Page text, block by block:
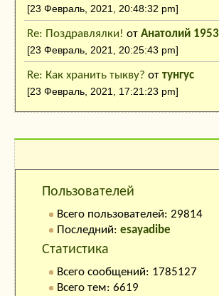
[23 Февраль, 2021, 20:48:32 pm]
Re: Поздравлялки! от Анатолий 1953
[23 Февраль, 2021, 20:25:43 pm]
Re: Как хранить тыкву? от тунгус
[23 Февраль, 2021, 17:21:23 pm]
Пользователей
Всего пользователей: 29814
Последний: esayadibe
Статистика
Всего сообщений: 1785127
Всего тем: 6619